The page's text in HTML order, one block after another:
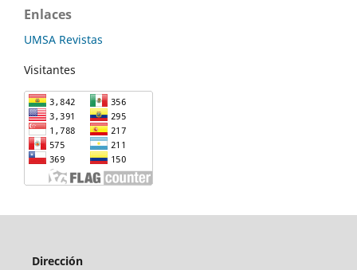
Enlaces
UMSA Revistas
Visitantes
Dirección